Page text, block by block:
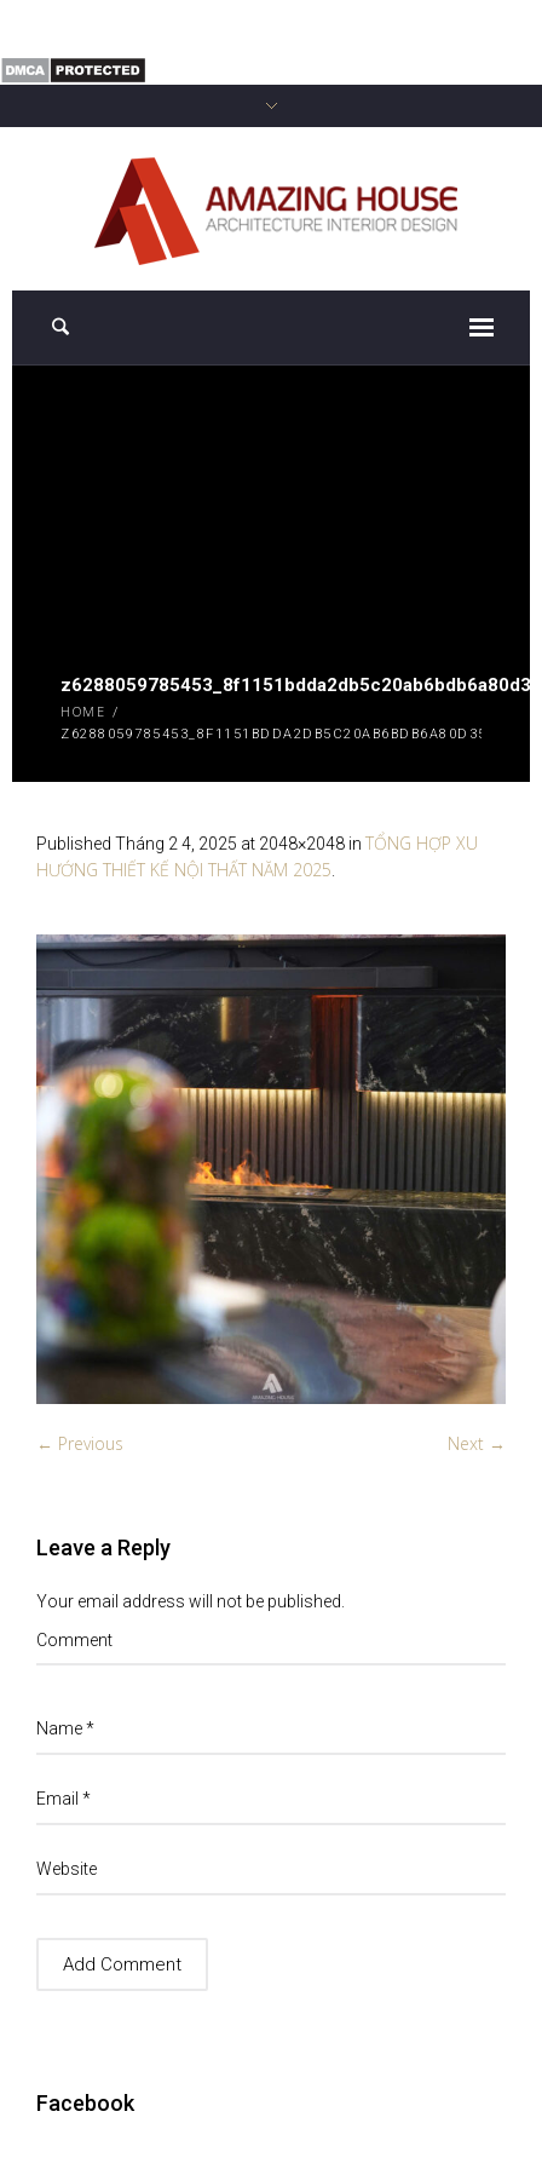
HOME /
Z6288059785453_8F1151BDDA2DB5C20AB6BDB6A80D3562
Published Tháng 2 4, 2025 at 2048×2048 in TỔNG HỢP XU
HƯỚNG THIẾT KẾ NỘI THẤT NĂM 2025.
← Previous Next →
Leave a Reply
Your email address will not be published.
Comment
Name*
Email *
Website
Facebook